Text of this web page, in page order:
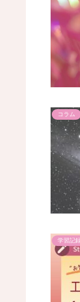
コラム
学習記